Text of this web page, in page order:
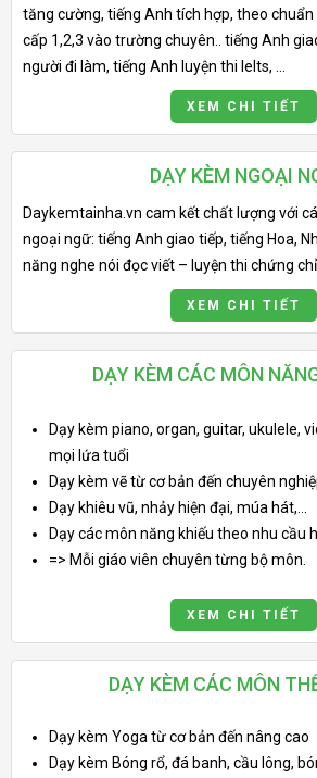
tăng cường, tiếng Anh tích hợp, theo
cấp 1,2,3 vào trường chuyên.. tiếng Anh
người đi làm, tiếng Anh luyện thi Ielts, ...
XEM CHI TIẾT
DẠY KÈM NGOẠI
Daykemtainha.vn cam kết chất lượng với
ngoại ngữ: tiếng Anh giao tiếp, tiếng Hoa,
năng nghe nói đọc viết – luyện thi chứng
XEM CHI TIẾT
DẠY KÈM CÁC MÔN
Dạy kèm piano, organ, guitar, ukulele,
mọi lứa tuổi
Dạy kèm vẽ từ cơ bản đến chuyên
Dạy khiêu vũ, nhảy hiện đại, múa hát,...
Dạy các môn năng khiếu theo nhu cầu
=> Mỗi giáo viên chuyên từng bộ môn.
XEM CHI TIẾT
DẠY KÈM CÁC MÔN
Dạy kèm Yoga từ cơ bản đến nâng cao
Dạy kèm Bóng rổ, đá banh, cầu lông,